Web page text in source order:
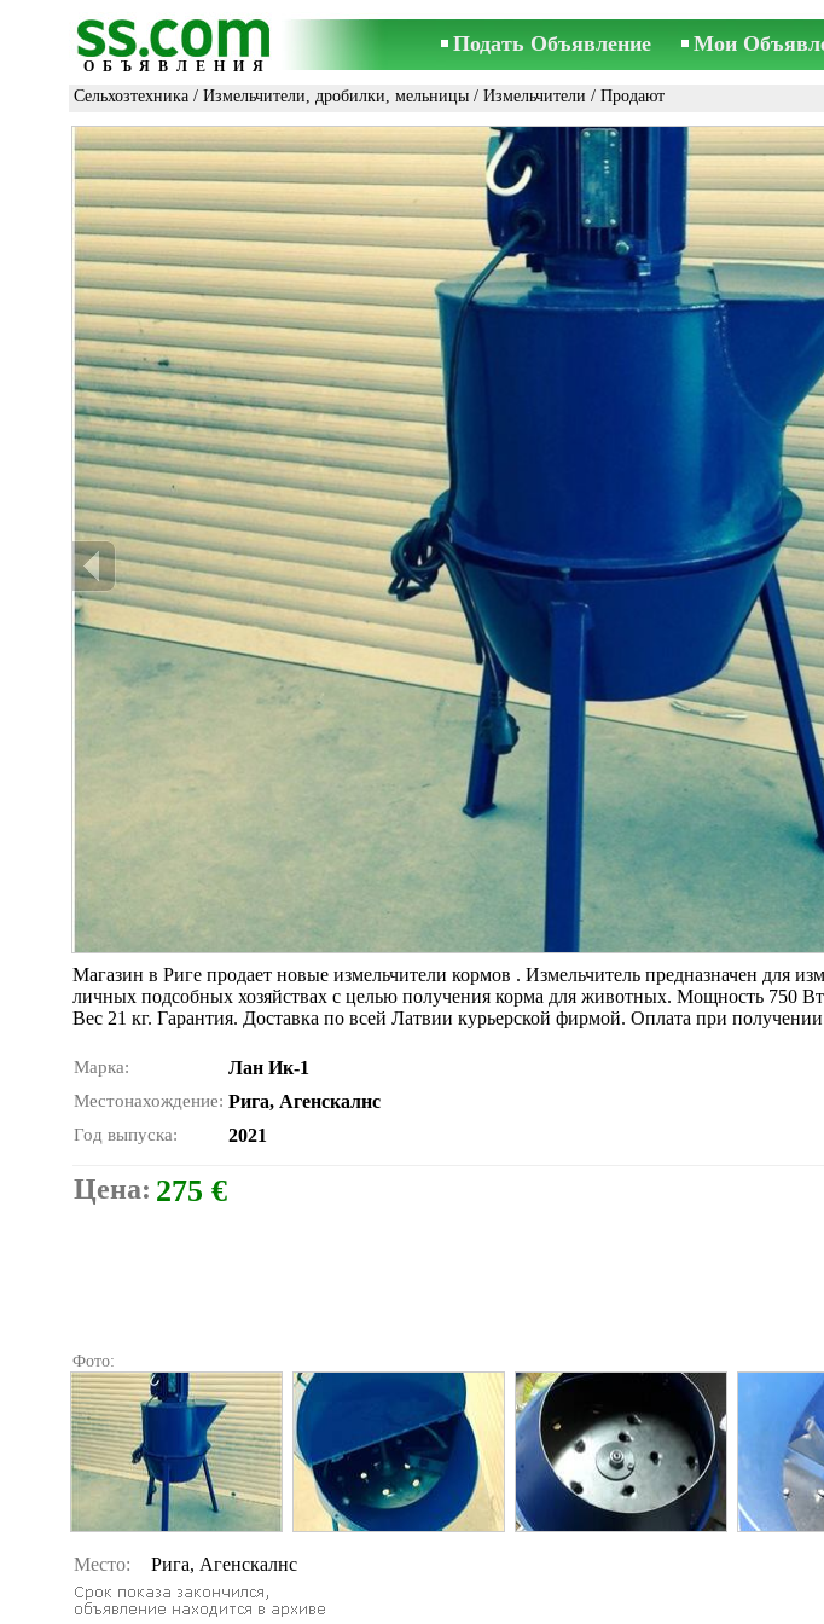
ОБЪЯВЛЕНИЯ
Подать Объявление Мои
Сельхозтехника / Измельчители, дробилки, мельницы / Измельчители / Продают
Магазин в Риге продает новые измельчители кормов . Измельчитель предназначен для
личных подсобных хозяйствах с целью получения корма для животных. Мощность 750
Вес 21 кг. Гарантия. Доставка по всей Латвии курьерской фирмой. Оплата при
Марка: Лан Ик-1
Местонахождение: Рига, Агенскалнс
Год выпуска: 2021
Цена: 275 €
Фото:
Место: Рига, Агенскалнс